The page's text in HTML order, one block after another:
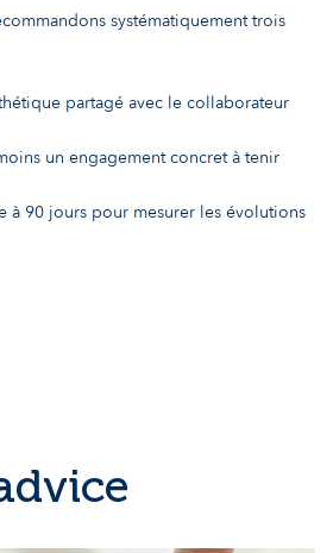
systématiquement trois
partagé avec le collaborateur
un engagement concret à tenir
à 90 jours pour mesurer les évolutions